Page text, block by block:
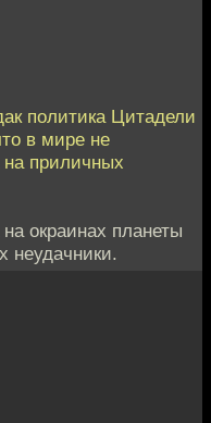
политика Цитадели
в мире не
на приличных
окраинах планеты
неудачники.